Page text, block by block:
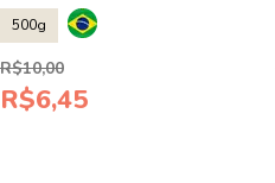
500g
R$10,00
R$6,45